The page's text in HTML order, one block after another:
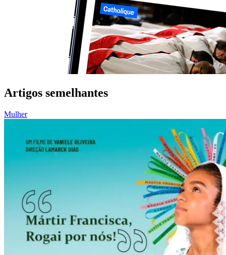
Artigos semelhantes
Mulher